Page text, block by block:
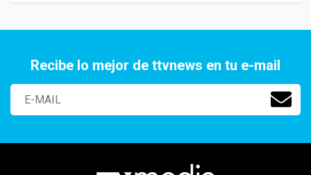
Recibe lo mejor de ttvnews en tu e-mail